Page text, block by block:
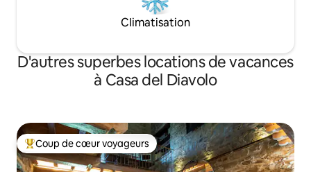
Climatisation
D'autres superbes locations de vacances
à Casa del Diavolo
Coup de cœur voyageurs parmi les plus aimés
Coup de cœur voyageurs